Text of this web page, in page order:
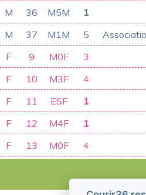
M 36 M5M 1
M 37 M1M 5
F 9 M0F 3
F 10 M3F 4
F 11 ESF 1
F 12 M4F 1
F 13 M0F 4